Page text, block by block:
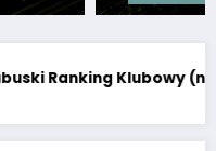
Klubowy (notowanie 16/